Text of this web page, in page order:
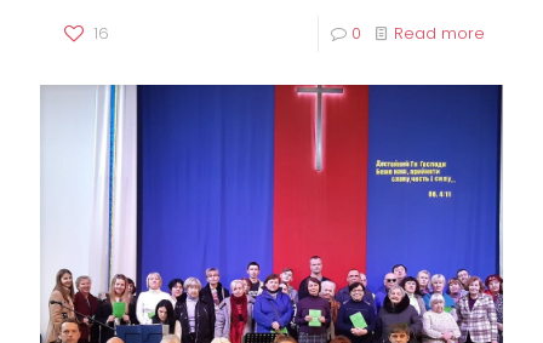
16 0 Read more